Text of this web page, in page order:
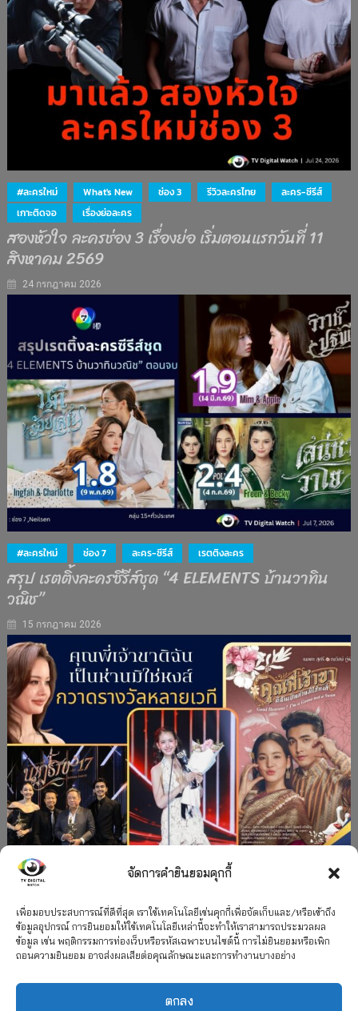
จัดการคำยินยอมคุกกี้
เพื่อมอบประสบการณ์ที่ดีที่สุด เราใช้เทคโนโลยีเช่นคุกกี้เพื่อจัดเก็บและ/หรือเข้าถึง
ข้อมูลอุปกรณ์ การยินยอมให้ใช้เทคโนโลยีเหล่านี้จะทำให้เราสามารถประมวลผล
ข้อมูล เช่น พฤติกรรมการท่องเว็บหรือรหัสเฉพาะบนไซต์นี้ การไม่ยินยอมหรือเพิก
ถอนความยินยอม อาจส่งผลเสียต่อคุณลักษณะและการทำงานบางอย่าง
ตกลง
#ละครใหม่ What's New ช่อง 3 รีวิวละครไทย
ละคร-ซีรีส์
เกาะติดจอ
เรื่องย่อละคร
สองหัวใจ ละครช่อง 3 เรื่องย่อ เริ่มตอนแรกวันที่ 11
สิงหาคม 2569
24 กรกฎาคม 2026
#ละครใหม่ ช่อง 7 ละคร-ซีรีส์ เรตติงละคร
สรุป เรตติ้งละครซีรีส์ชุด “4 ELEMENTS บ้านวาทิน
วณิช”
15 กรกฎาคม 2026
”คุณพี่เจ้าขาดิฉันเป็นห่านมิใช่หงส์” กวาดรางวัล
เพียบ จาก 8 เวที
2026 TV Digital Watch All Rights Reserved.